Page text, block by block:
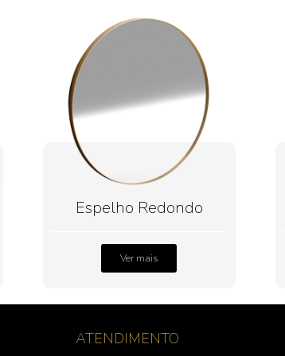
Espelho Redondo
Ver mais
ATENDIMENTO